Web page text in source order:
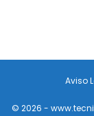
Aviso
© 2026 -